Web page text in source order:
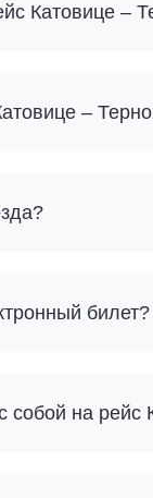
Катовице –
–
билет?